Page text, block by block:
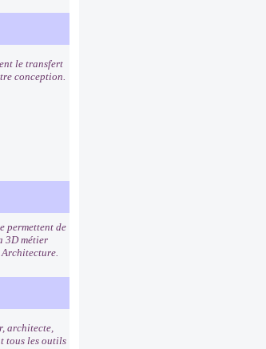
le transfert
conception.
permettent de
3D métier
architecte,
tous les outils